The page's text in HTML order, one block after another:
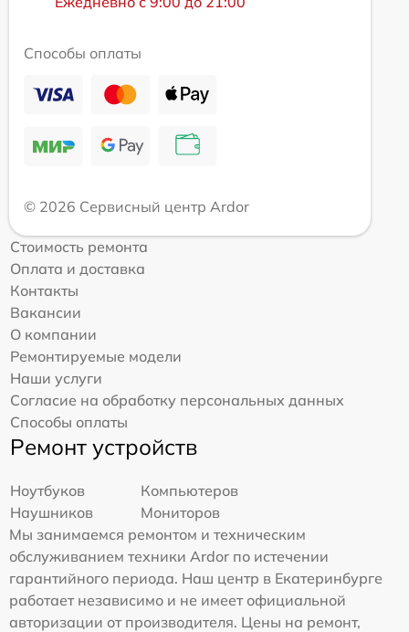
Способы оплаты
© 2026 Сервисный центр Ardor
Стоимость ремонта
Оплата и доставка
Контакты
Вакансии
О компании
Ремонтируемые модели
Наши услуги
Согласие на обработку персональных данных
Способы оплаты
Ремонт устройств
Ноутбуков
Компьютеров
Наушников
Мониторов
Мы занимаемся ремонтом и техническим
обслуживанием техники Ardor по истечении
гарантийного периода. Наш центр в Екатеринбурге
работает независимо и не имеет официальной
авторизации от производителя. Цены на ремонт,